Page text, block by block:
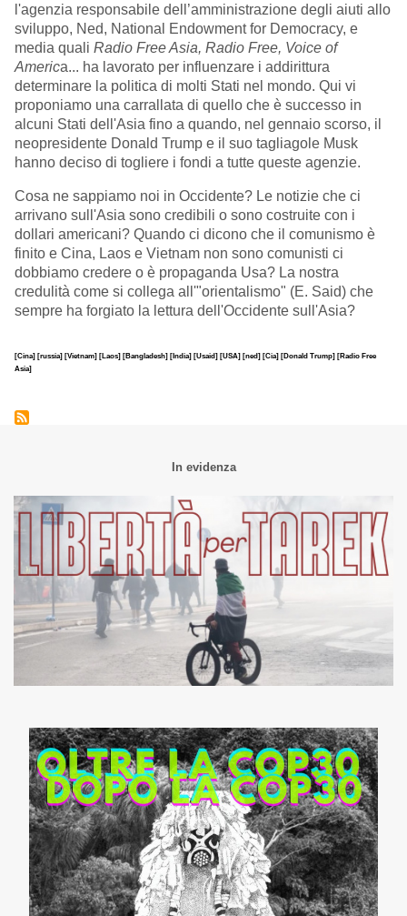
l'agenzia responsabile dell’amministrazione degli aiuti allo
sviluppo, Ned, National Endowment for Democracy, e
media quali Radio Free Asia, Radio Free, Voice of
America... ha lavorato per influenzare i addirittura
determinare la politica di molti Stati nel mondo. Qui vi
proponiamo una carrallata di quello che è successo in
alcuni Stati dell'Asia fino a quando, nel gennaio scorso, il
neopresidente Donald Trump e il suo tagliagole Musk
hanno deciso di togliere i fondi a tutte queste agenzie.
Cosa ne sappiamo noi in Occidente? Le notizie che ci
arrivano sull'Asia sono credibili o sono costruite con i
dollari americani? Quando ci dicono che il comunismo è
finito e Cina, Laos e Vietnam non sono comunisti ci
dobbiamo credere o è propaganda Usa? La nostra
credulità come si collega all'"orientalismo" (E. Said) che
sempre ha forgiato la lettura dell'Occidente sull'Asia?
[Cina] [russia] [Vietnam] [Laos] [Bangladesh] [India] [Usaid] [USA] [ned] [Cia] [Donald Trump] [Radio Free
Asia]
In evidenza